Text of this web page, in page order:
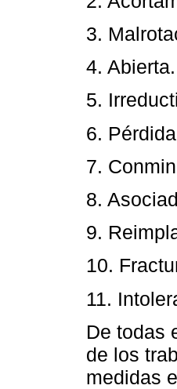
3.
4. Abierta.
5.
6.
7.
8.
9.
10.
11.
De todas
de los
medidas